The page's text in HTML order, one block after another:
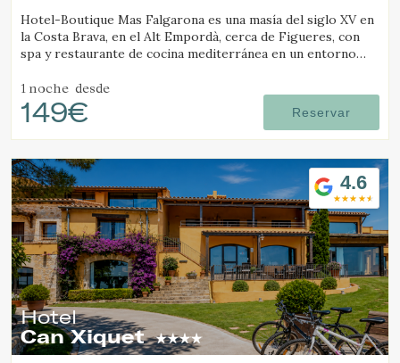
Hotel-Boutique Mas Falgarona es una masía del siglo XV en
la Costa Brava, en el Alt Empordà, cerca de Figueres, con
spa y restaurante de cocina mediterránea en un entorno
1 noche desde
149€ Reservar
4.6
Hotel
Can Xiquet